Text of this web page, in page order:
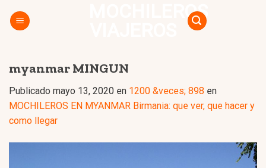
MOCHILEROS
myanmar MINGUN
Publicado mayo 13, 2020 en 1200 &veces; 898 en
MOCHILEROS EN MYANMAR Birmania: que ver, que hacer y
como llegar